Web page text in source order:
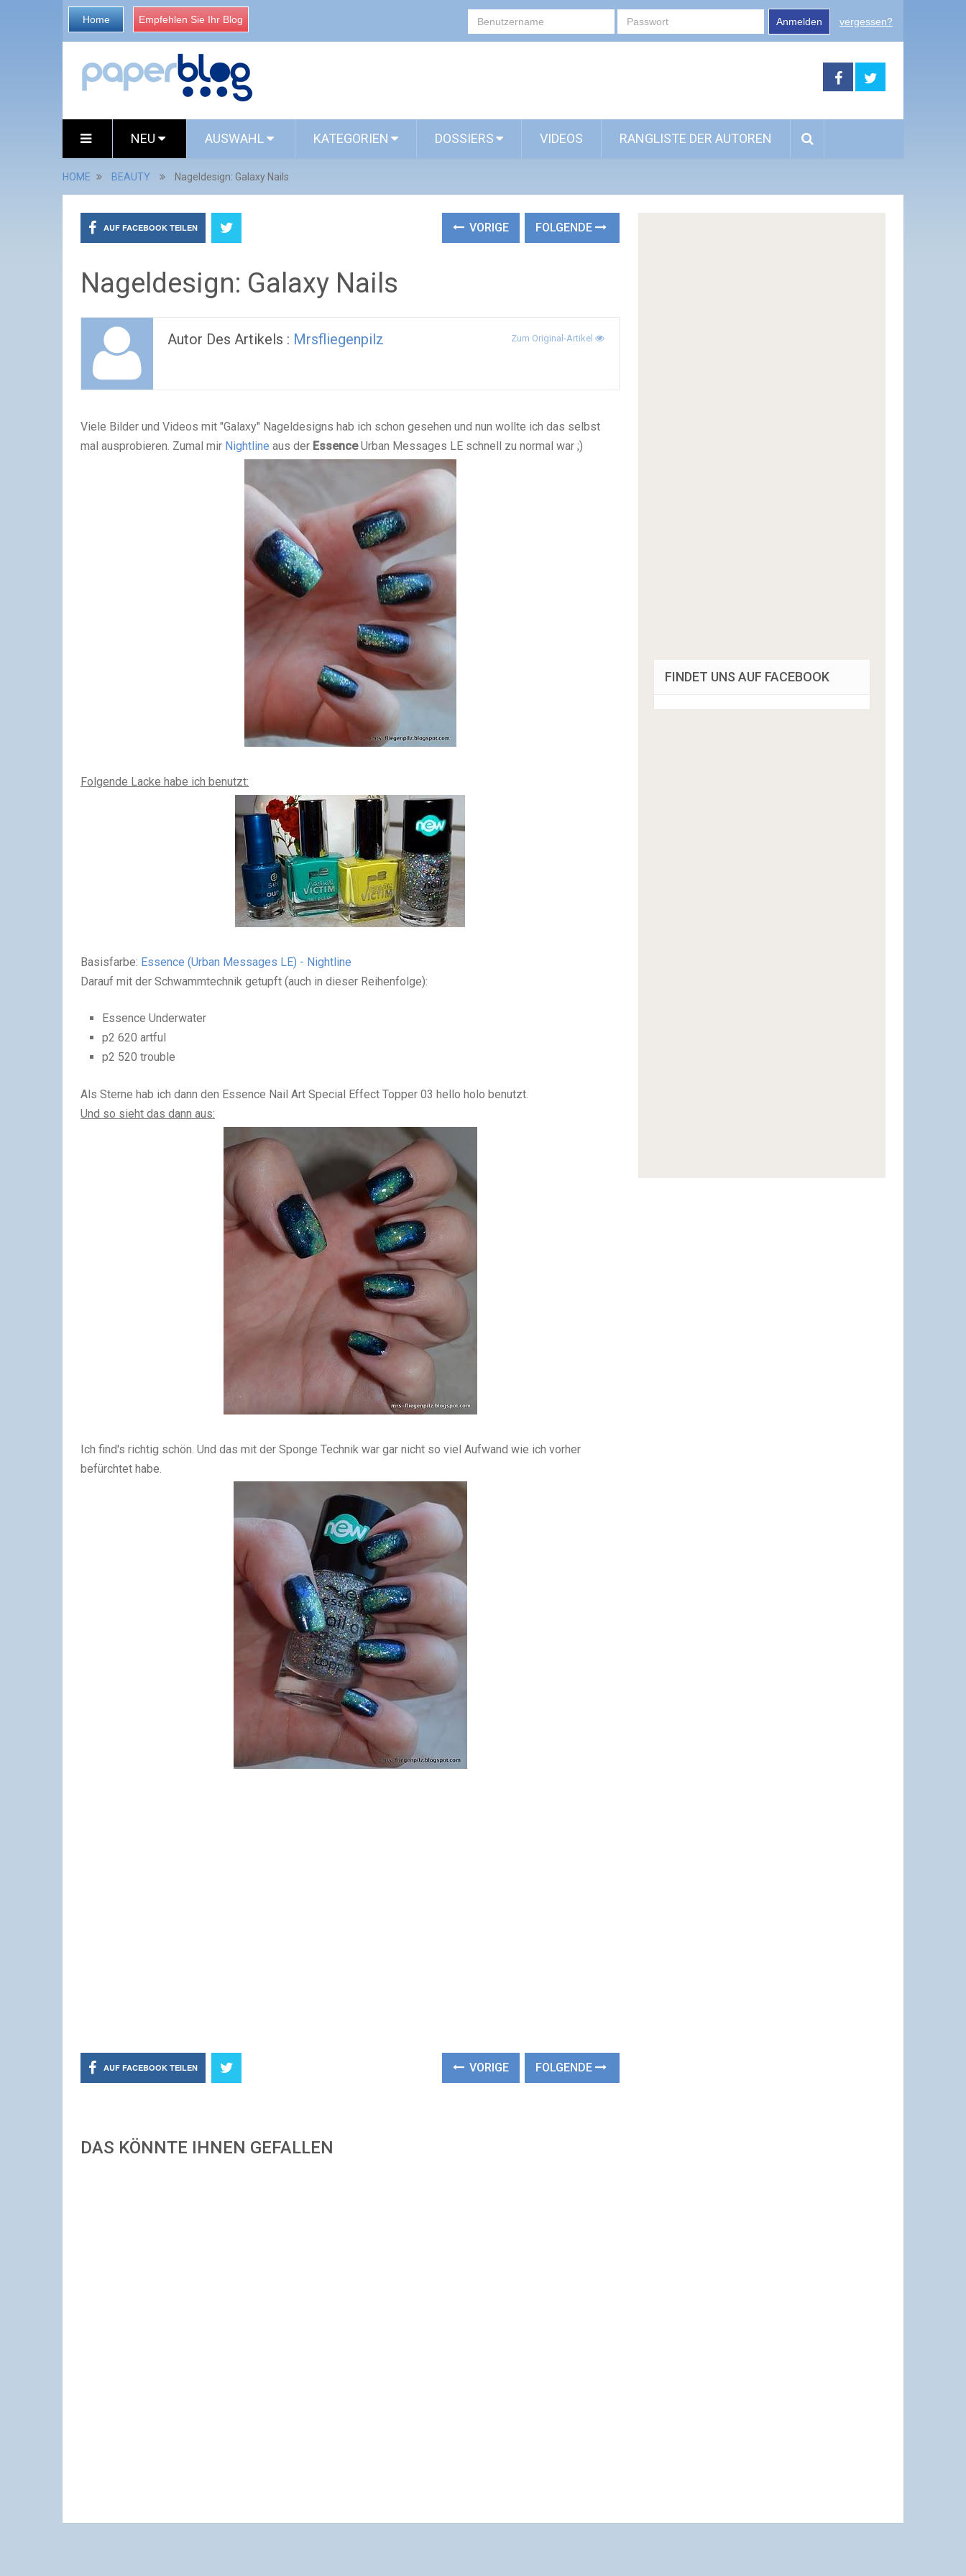
Home Empfehlen Sie Ihr Blog Anmelden vergessen?
NEU AUSWAHL KATEGORIEN DOSSIERS VIDEOS RANGLISTE DER AUTOREN
HOME BEAUTY Nageldesign: Galaxy Nails
AUF FACEBOOK TEILEN VORIGE FOLGENDE
Nageldesign: Galaxy Nails
Autor Des Artikels : Mrsfliegenpilz Zum Original-Artikel
Viele Bilder und Videos mit "Galaxy" Nageldesigns hab ich schon gesehen und nun wollte ich das selbst
mal ausprobieren. Zumal mir Nightline aus der EssenceUrban Messages LE schnell zu normal war ;)
Folgende Lacke habe ich benutzt:
Basisfarbe: Essence (Urban Messages LE) - Nightline
Darauf mit der Schwammtechnik getupft (auch in dieser Reihenfolge):
Essence Underwater
p2 620 artful
p2 520 trouble
Als Sterne hab ich dann den Essence Nail Art Special Effect Topper 03 hello holo benutzt.
Und so sieht das dann aus:
Ich find's richtig schön. Und das mit der Sponge Technik war gar nicht so viel Aufwand wie ich vorher
befürchtet habe.
AUF FACEBOOK TEILEN VORIGE FOLGENDE
DAS KÖNNTE IHNEN GEFALLEN
FINDET UNS AUF FACEBOOK